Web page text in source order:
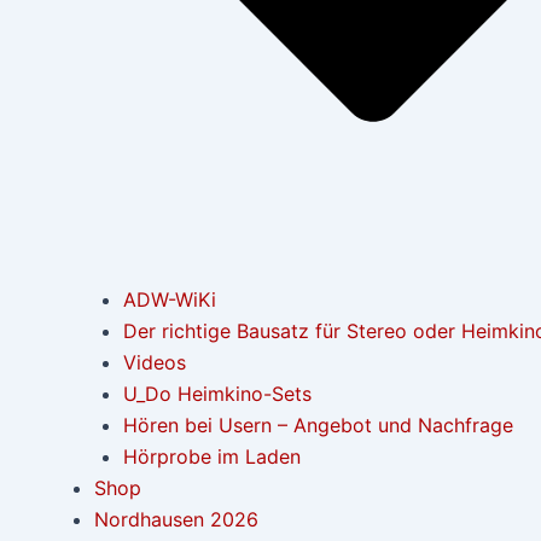
ADW-WiKi
Der richtige Bausatz für Stereo oder
Videos
U_Do Heimkino-Sets
Hören bei Usern – Angebot und Nachfrage
Hörprobe im Laden
Shop
Nordhausen 2026